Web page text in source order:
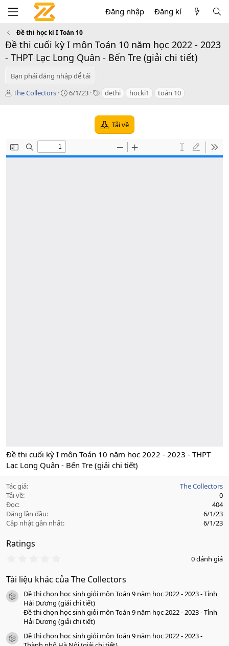
Đăng nhập Đăng kí
Đề thi học kì I Toán 10
Đề thi cuối kỳ I môn Toán 10 năm học 2022 - 2023
- THPT Lạc Long Quân - Bến Tre (giải chi tiết)
Bạn phải đăng nhập để tải
T
The Collectors
C
n
6/1/23
T
s
dethi hocki1 toán 10
Tải về
Đề thi cuối kỳ I môn Toán 10 năm học 2022 - 2023 - THPT
Lạc Long Quân - Bến Tre (giải chi tiết)
Tác giả
The Collectors
Tải về
0
Đọc
404
Đăng lần đầu
6/1/23
Cập nhật gần nhất
6/1/23
Ratings
0
0
a
o
0 đánh giá
Tài liệu khác của The Collectors
icon tài liệu
Đề thi chọn học sinh giỏi môn Toán 9 năm học 2022 - 2023 - Tỉnh
Hải Dương (giải chi tiết)
Đề thi chọn học sinh giỏi môn Toán 9 năm học 2022 - 2023 - Tỉnh
Hải Dương (giải chi tiết)
icon tài liệu
Đề thi chọn học sinh giỏi môn Toán 9 năm học 2022 - 2023 -